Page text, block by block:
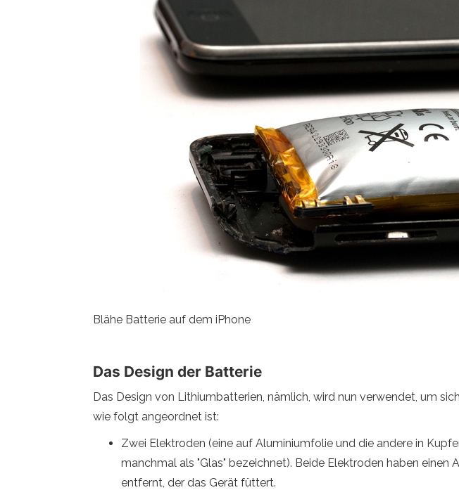
Blähe Batterie auf dem iPhone
Das Design der Batterie
Das Design von Lithiumbatterien, nämlich, wird nun verwendet, um
wie folgt angeordnet ist:
Zwei Elektroden (eine auf Aluminiumfolie und die andere in
manchmal als "Glas" bezeichnet). Beide Elektroden haben
entfernt, der das Gerät füttert.